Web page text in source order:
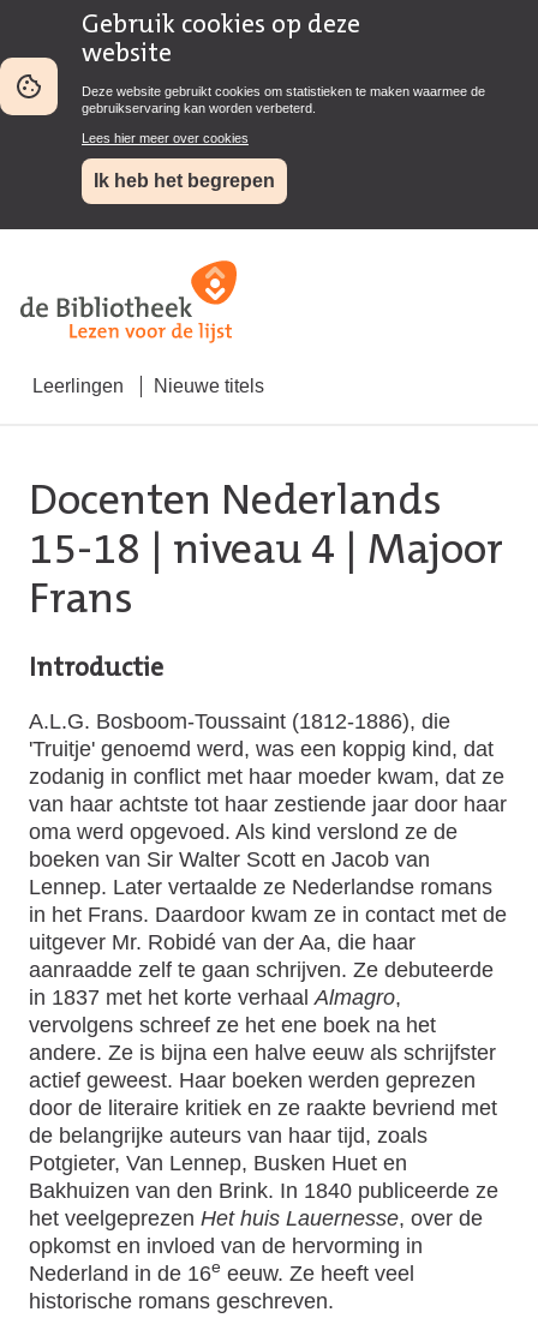
Gebruik cookies op deze
website
Deze website gebruikt cookies om statistieken te maken waarmee de
gebruikservaring kan worden verbeterd.
Lees hier meer over cookies
Ik heb het begrepen
Leerlingen Nieuwe titels
Docenten Nederlands
15-18
niveau 4 | Majoor
Frans
Introductie
A.L.G. Bosboom-Toussaint (1812-1886), die
'Truitje' genoemd werd, was een koppig kind, dat
zodanig in conflict met haar moeder kwam, dat ze
van haar achtste tot haar zestiende jaar door haar
oma werd opgevoed. Als kind verslond ze de
boeken van Sir Walter Scott en Jacob van
Lennep. Later vertaalde ze Nederlandse romans
in het Frans. Daardoor kwam ze in contact met de
uitgever Mr. Robidé van der Aa, die haar
aanraadde zelf te gaan schrijven. Ze debuteerde
in 1837 met het korte verhaal Almagro,
vervolgens schreef ze het ene boek na het
andere. Ze is bijna een halve eeuw als schrijfster
actief geweest. Haar boeken werden geprezen
door de literaire kritiek en ze raakte bevriend met
de belangrijke auteurs van haar tijd, zoals
Potgieter, Van Lennep, Busken Huet en
Bakhuizen van den Brink. In 1840 publiceerde ze
het veelgeprezen Het huis Lauernesse, over de
opkomst en invloed van de hervorming in
Nederland in de 16e eeuw. Ze heeft veel
historische romans geschreven.